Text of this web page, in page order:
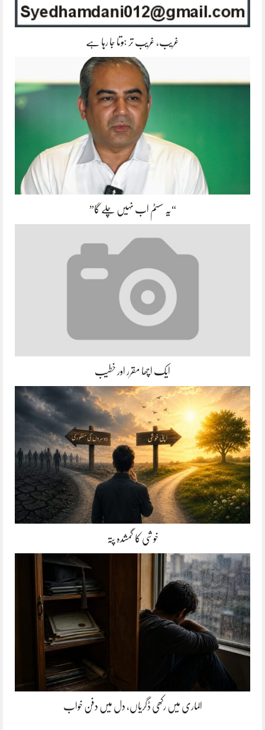
غریب، غریب تر ہوتا جا رہا ہے
“یہ سسٹم اب نہیں چلے گا”
ایک اچھا مقرر اور خطیب
خوشی کا گمشدہ پتہ
الماری میں رکھی ڈگریاں، دل میں دفن خواب